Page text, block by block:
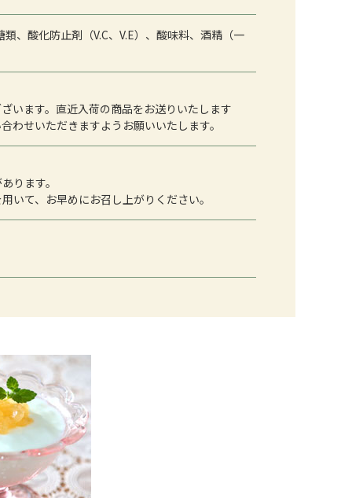
、酸化防止剤（V.C、V.E）、酸味料、酒精（一
います。直近入荷の商品をお送りいたします
わせいただきますようお願いいたします。
ります。
て、お早めにお召し上がりください。